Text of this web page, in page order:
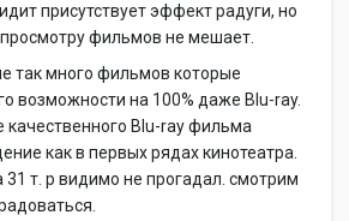
присутствует эффект радуги, но
фильмов не мешает.
так много фильмов которые
возможности на 100% даже Blu-ray.
качественного Blu-ray фильма
как в первых рядах кинотеатра.
31 т. р видимо не прогадал. смотрим